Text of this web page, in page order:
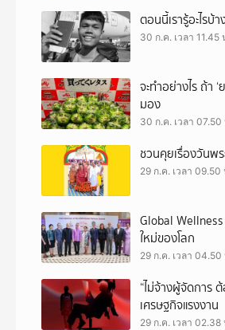
ตอนนี้เรารู้อะไรบ้
30 ก.ค. เวลา 11.45
จะทำอย่างไร ถ้า
มอง
30 ก.ค. เวลา 07.50
ชวนคุยเรื่องวันพร
29 ก.ค. เวลา 09.50
Global Wellness
ใหม่ของโลก
29 ก.ค. เวลา 04.50
“ไม่จ้างผู้จัดการ
เศรษฐกิจแรงงาน
29 ก.ค. เวลา 02.38